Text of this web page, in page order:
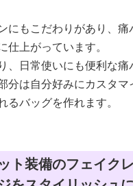
にもこだわりがあり、痛
仕上がっています。
、日常使いにも便利な痛
分は自分好みにカスタマ
るバッグを作れます。
ト装備のフェイク